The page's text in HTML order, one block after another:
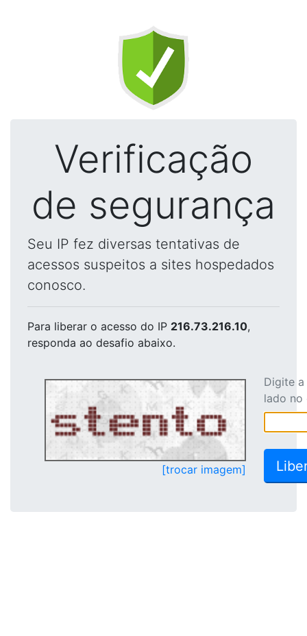
Verificação
de segurança
Seu IP fez diversas tentativas de
acessos suspeitos a sites hospedados
conosco.
Para liberar o acesso do IP 216.73.216.10,
responda ao desafio abaixo.
[trocar imagem]
Digite
lado no